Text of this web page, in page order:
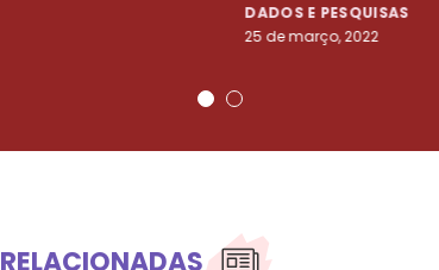
DADOS E PESQUISAS
25 de março, 2022
RELACIONADAS